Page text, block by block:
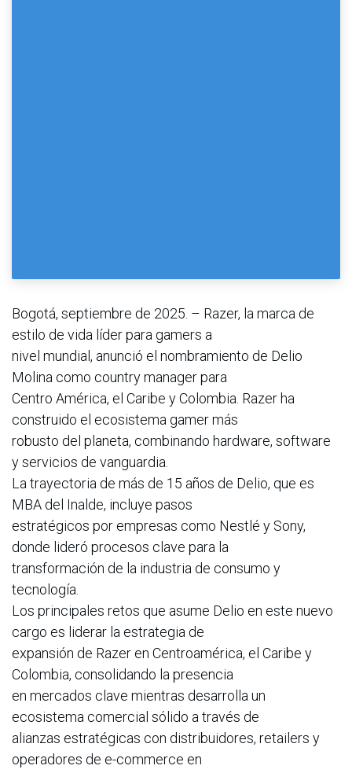
Bogotá, septiembre de 2025. – Razer, la marca de
estilo de vida líder para gamers a
nivel mundial, anunció el nombramiento de Delio
Molina como country manager para
Centro América, el Caribe y Colombia. Razer ha
construido el ecosistema gamer más
robusto del planeta, combinando hardware, software
y servicios de vanguardia.
La trayectoria de más de 15 años de Delio, que es
MBA del Inalde, incluye pasos
estratégicos por empresas como Nestlé y Sony,
donde lideró procesos clave para la
transformación de la industria de consumo y
tecnología.
Los principales retos que asume Delio en este nuevo
cargo es liderar la estrategia de
expansión de Razer en Centroamérica, el Caribe y
Colombia, consolidando la presencia
en mercados clave mientras desarrolla un
ecosistema comercial sólido a través de
alianzas estratégicas con distribuidores, retailers y
operadores de e-commerce en